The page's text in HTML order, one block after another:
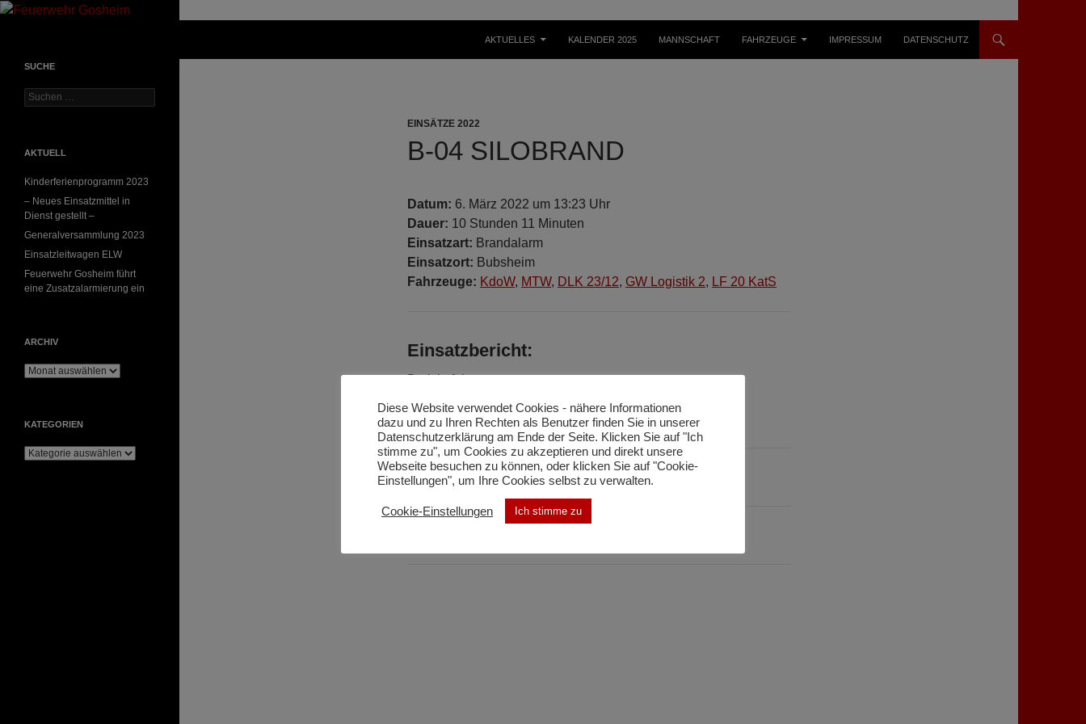
AKTUELLES
KALENDER 2025 MANNSCHAFT FAHRZEUGE IMPRESSUM DATENSCHUTZ
EINSÄTZE 2022
B-04 SILOBRAND
Datum: 6. März 2022 um 13:23 Uhr
Dauer: 10 Stunden 11 Minuten
Einsatzart: Brandalarm
Einsatzort: Bubsheim
Fahrzeuge: KdoW, MTW, DLK 23/12, GW Logistik 2, LF 20 KatS
Einsatzbericht:
Bericht folgt..
Beitragsnavigation
VORHERIGER BEITRAG
B-03 Brandmeldeanlage
NÄCHSTER BEITRAG
SUCHE
Suchen
nach:
AKTUELL
Kinderferienprogramm 2023
– Neues Einsatzmittel in
Dienst gestellt –
Generalversammlung 2023
Einsatzleitwagen ELW
Feuerwehr Gosheim führt
eine Zusatzalarmierung ein
ARCHIV
Archiv
KATEGORIEN
Kategorien
Diese Website verwendet Cookies - nähere Informationen
dazu und zu Ihren Rechten als Benutzer finden Sie in unserer
Datenschutzerklärung am Ende der Seite. Klicken Sie auf "Ich
stimme zu", um Cookies zu akzeptieren und direkt unsere
Webseite besuchen zu können, oder klicken Sie auf "Cookie-
Einstellungen", um Ihre Cookies selbst zu verwalten.
Cookie-Einstellungen Ich stimme zu